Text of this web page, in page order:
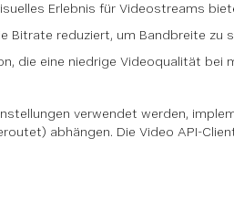
Erlebnis für Videostreams
Bitrate reduziert, um Bandbreite zu
die eine niedrige Videoqualität bei
verwendet werden,
abhängen. Die Video API-